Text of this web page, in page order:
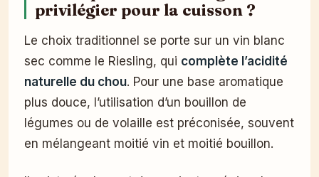
privilégier pour la cuisson ?
Le choix traditionnel se porte sur un vin blanc
sec comme le Riesling, qui complète l’acidité
naturelle du chou. Pour une base aromatique
plus douce, l’utilisation d’un bouillon de
légumes ou de volaille est préconisée, souvent
en mélangeant moitié vin et moitié bouillon.